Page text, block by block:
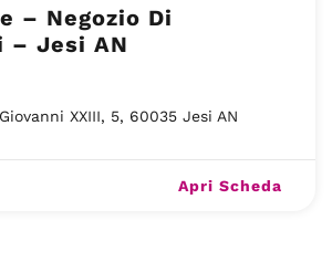
– Negozio Di
Giocattoli – Jesi AN
XXIII, 5, 60035 Jesi AN
Apri Scheda